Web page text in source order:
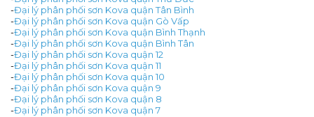
-Đại lý phân phối sơn Kova quận Tân Bình
-Đại lý phân phối sơn Kova quận Gò Vấp
-Đại lý phân phối sơn Kova quận Bình Thạnh
-Đại lý phân phối sơn Kova quận Bình Tân
-Đại lý phân phối sơn Kova quận 12
-Đại lý phân phối sơn Kova quận 11
-Đại lý phân phối sơn Kova quận 10
-Đại lý phân phối sơn Kova quận 9
-Đại lý phân phối sơn Kova quận 8
-Đại lý phân phối sơn Kova quận 7